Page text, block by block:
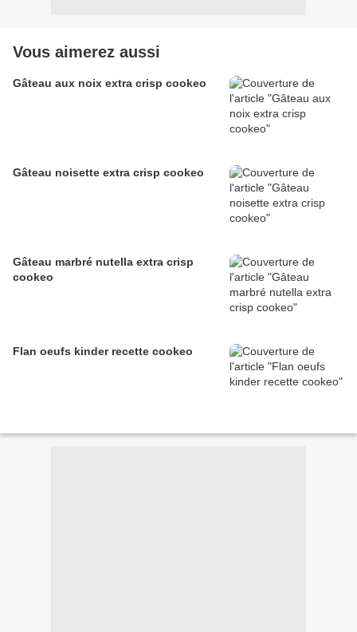
Vous aimerez aussi
Gâteau aux noix extra crisp cookeo
Gâteau noisette extra crisp cookeo
Gâteau marbré nutella extra crisp
cookeo
Flan oeufs kinder recette cookeo